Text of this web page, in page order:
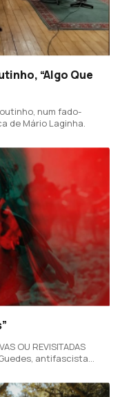
“Algo Que
num fado-
de Mário Laginha.
OU REVISITADAS
antifascista